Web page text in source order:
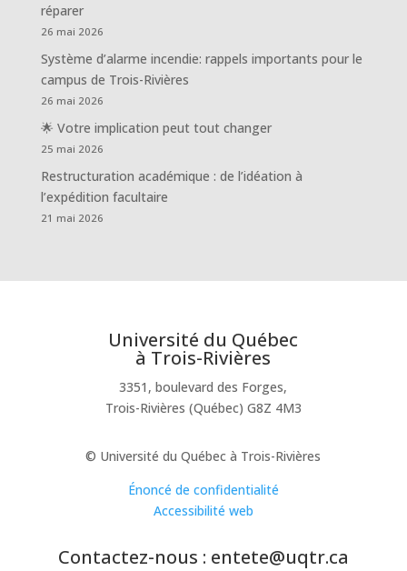
réparer
26 mai 2026
Système d’alarme incendie: rappels importants pour le
campus de Trois-Rivières
26 mai 2026
🌟 Votre implication peut tout changer
25 mai 2026
Restructuration académique : de l’idéation à
l’expédition facultaire
21 mai 2026
Université du Québec
à Trois-Rivières
3351, boulevard des Forges,
Trois-Rivières (Québec) G8Z 4M3
© Université du Québec à Trois-Rivières
Énoncé de confidentialité
Accessibilité web
Contactez-nous : entete@uqtr.ca